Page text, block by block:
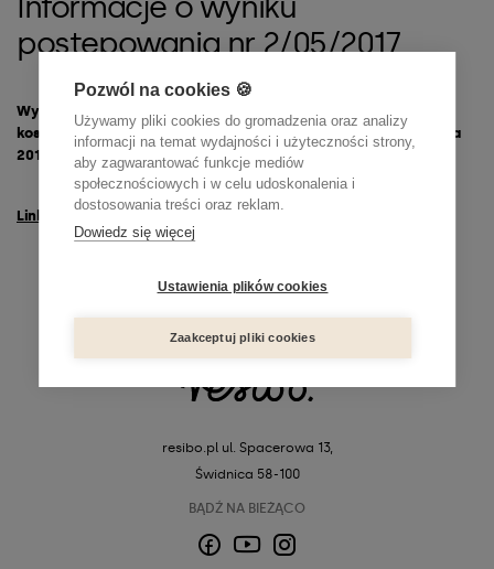
postępowania nr 2/05/2017
Wynajem powierzchni wystawienniczej i zabudowy na targi
kosmetyczne Cosmoprof Asia 2017, Hong Kong, 14-16 listopada
2017
Link do wyniku
BĄDŹ NA BIEŻĄCO
resibo.pl ul. Spacerowa 13,
Świdnica 58-100
Pozwól na cookies 🍪
Używamy pliki cookies do gromadzenia oraz analizy
informacji na temat wydajności i użyteczności strony,
aby zagwarantować funkcje mediów
społecznościowych i w celu udoskonalenia i
dostosowania treści oraz reklam.
Dowiedz się więcej
Ustawienia plików cookies
Zaakceptuj pliki cookies